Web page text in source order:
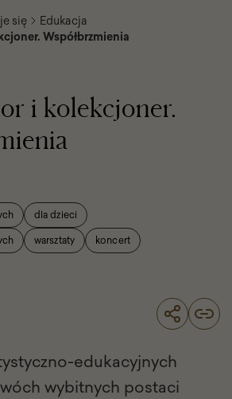
się
Edukacja
Współbrzmienia
i kolekcjoner.
dla dzieci
warsztaty
koncert
edukacyjnych
wybitnych postaci